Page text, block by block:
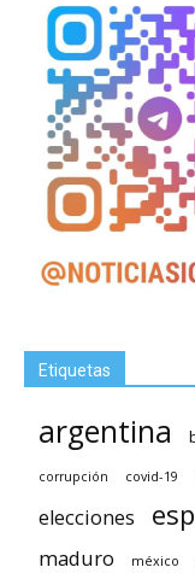
Etiquetas
argentina
corrupción covid-19
elecciones
maduro méxico